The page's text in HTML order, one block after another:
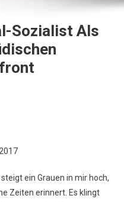
Sozialist Als
steigt ein Grauen in mir hoch,
Zeiten erinnert. Es klingt